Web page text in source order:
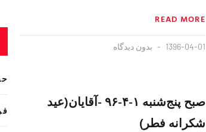
READ MORE
1396-04-01 بدون دیدگاه
صبح پنج‌شنبه ١-۴-٩۶ -آقایان(عید
شکرانه فطر)